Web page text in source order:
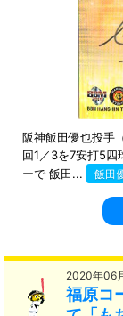
阪神飯田優也投手
回1／3を7安打5
ーで 飯田...
飯田
2020年06
福原コ